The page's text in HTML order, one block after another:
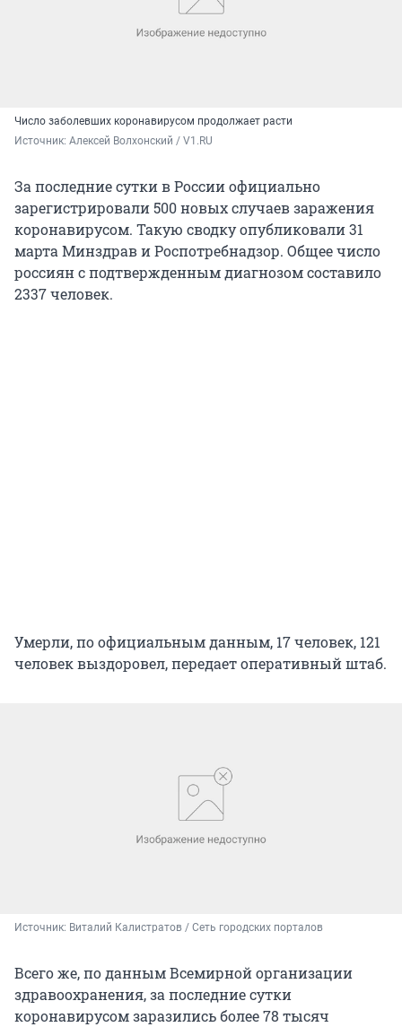
Число заболевших коронавирусом продолжает расти
Источник: Алексей Волхонский / V1.RU
За последние сутки в России официально
зарегистрировали 500 новых случаев заражения
коронавирусом. Такую сводку опубликовали 31
марта Минздрав и Роспотребнадзор. Общее число
россиян с подтвержденным диагнозом составило
2337 человек.
Умерли, по официальным данным, 17 человек, 121
человек выздоровел, передает оперативный штаб.
Источник: Виталий Калистратов / Сеть городских порталов
Всего же, по данным Всемирной организации
здравоохранения, за последние сутки
коронавирусом заразились более 78 тысяч